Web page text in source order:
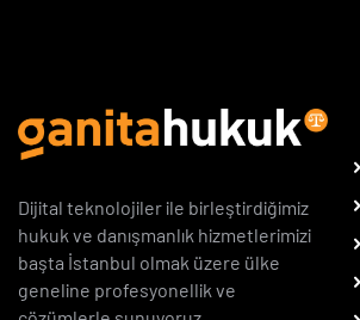
Dijital teknolojiler ile birleştirdiğimiz
hukuk ve danışmanlık hizmetlerimizi
başta İstanbul olmak üzere ülke
geneline profesyonellik ve